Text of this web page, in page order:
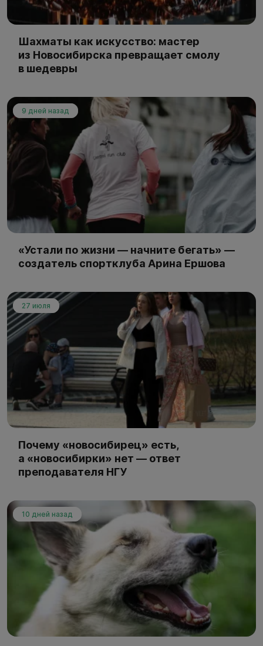
Шахматы как искусство: мастер
из Новосибирска превращает смолу
в шедевры
9 дней назад
«Устали по жизни — начните бегать» —
создатель спортклуба Арина Ершова
27 июля
Почему «новосибирец» есть,
а «новосибирки» нет — ответ
преподавателя НГУ
10 дней назад